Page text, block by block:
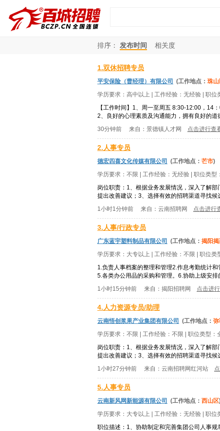
排序： 发布时间 相关度
1.双休招聘专员
平安保险（曹经理）有限公司 (工作地点： 珠
学历要求： 高中以上 | 工作经验： 无经验 | 职位
【工作时间】1、周一至周五 8:30-12:00，14
2、良好的心理素质及沟通能力，拥有良好的道
30分钟前 来自： 景德镇人才网 点击进行查
2.人事专员
德宏四喜文化传媒有限公司 (工作地点： 芒市)
学历要求： 不限 | 工作经验： 无经验 | 职位类型：
岗位职责：1、根据业务发展情况，深入了解
提出改善建议；3、选择有效的招聘渠道寻找
1小时1分钟前 来自： 云南招聘网 点击进行
3.人事/行政专员
广东蓝宇塑料制品有限公司 (工作地点： 揭阳
学历要求： 大专以上 | 工作经验： 不限 | 职位类
1.负责人事档案的整理和管理2.作息考勤统计
5.各类办公用品的采购和管理。6.协助上级安
1小时15分钟前 来自： 揭阳招聘网 点击进
4.人力资源专员/助理
云南悟创浆果产业集团有限公司 (工作地点：
学历要求： 不限 | 工作经验： 不限 | 职位类型：
岗位职责：1、根据业务发展情况，深入了解
提出改善建议；3、选择有效的招聘渠道寻找
1小时27分钟前 来自： 云南招聘网红河站
5.人事专员
云南新风网新能源有限公司 (工作地点： 西山区
学历要求： 大专以上 | 工作经验： 无经验 | 职位
职位描述：1、协助制定和完善集团公司人事